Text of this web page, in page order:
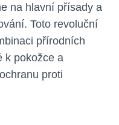
na hlavní přísady a
Toto revoluční
přírodních
k pokožce a
proti